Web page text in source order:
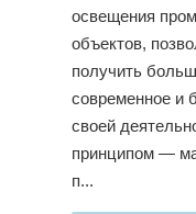
освещения
объектов,
получить
современное и
своей
принципом —
п...